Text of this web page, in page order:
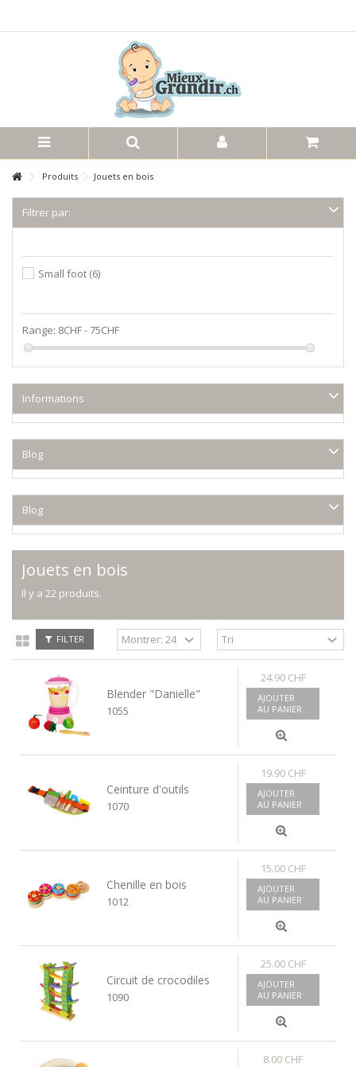
Produits Jouets en bois
Filtrer par:
Small foot (6)
Range: 8CHF - 75CHF
Informations
Blog
Blog
Jouets en bois
Il y a 22 produits.
FILTER
Blender "Danielle"
1055
24.90 CHF
AJOUTER
AU PANIER
Ceinture d'outils
1070
19.90 CHF
AJOUTER
AU PANIER
Chenille en bois
1012
15.00 CHF
AJOUTER
AU PANIER
Circuit de crocodiles
1090
25.00 CHF
AJOUTER
AU PANIER
8.00 CHF